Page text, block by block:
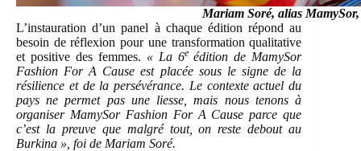
Mariam Soré, alias
L’instauration d’un panel à chaque édition répond au
besoin de réflexion pour une transformation qualitative
et positive des femmes. « La 6eédition de MamySor
Fashion For A Cause est placée sous le signe de la
résilience et de la persévérance. Le contexte actuel du
pays ne permet pas une liesse, mais nous tenons à
organiser MamySor Fashion For A Cause parce que
c’est la preuve que malgré tout, on reste debout au
Burkina », foi de Mariam Soré.